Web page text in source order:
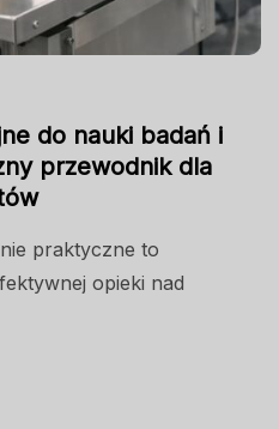
do nauki badań i
przewodnik dla
praktyczne to
opieki nad